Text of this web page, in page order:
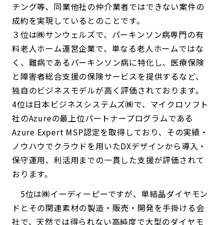
チング等、同業他社の仲介業者ではできない案件の
成約を実現しているとのことです。
３位は㈱サンウェルズで、パーキンソン病専門の有
料老人ホーム運営企業で、単なる老人ホームではな
く、難病であるパーキンソン病に特化し、医療保険
と障害者総合支援の保険サービスを提供するなど、
独自のビジネスモデルが高く評価されております。
4位は日本ビジネスシステムズ㈱で、マイクロソフト
社のAzureの最上位パートナープログラムである
Azure Expert MSP認定を取得しており、その実績・
ノウハウでクラウドを用いたDXデザインから導入・
保守運用、利活用までの一貫した支援が評価されて
おります。
5位は㈱イーディーピーですが、単結晶ダイヤモン
ドとその関連素材の製造・販売・開発を手掛ける会
社で、天然では得られない高純度で大型のダイヤモ